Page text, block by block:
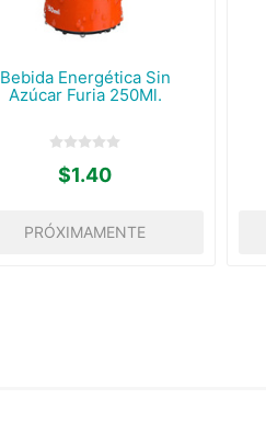
Bebida Energética Sin
Azúcar Furia 250Ml.
$1.40
PRÓXIMAMENTE